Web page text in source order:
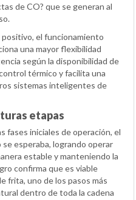
de CO? que se generan al
el funcionamiento
una mayor flexibilidad
según la disponibilidad de
térmico y facilita una
sistemas inteligentes de
etapas
fases iniciales de operación, el
esperaba, logrando operar
estable y manteniendo la
confirma que es viable
frita, uno de los pasos más
dentro de toda la cadena